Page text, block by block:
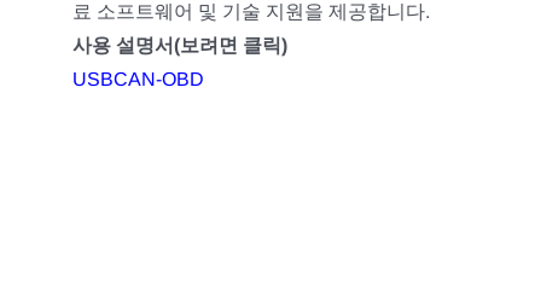
료 소프트웨어 및 기술 지원을 제공합니다.
사용 설명서(보려면 클릭)
USBCAN-OBD